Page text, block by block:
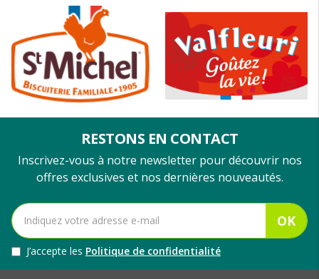
RESTONS EN CONTACT
Inscrivez-vous à notre newsletter pour découvrir nos
offres exclusives et nos dernières nouveautés.
OK
J’accepte les Politique de confidentialité